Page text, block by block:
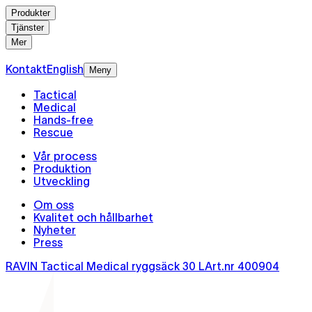
Produkter
Tjänster
Mer
KontaktEnglish Meny
Tactical
Medical
Hands-free
Rescue
Vår process
Produktion
Utveckling
Om oss
Kvalitet och hållbarhet
Nyheter
Press
RAVIN Tactical Medical ryggsäck 30 LArt.nr 400904